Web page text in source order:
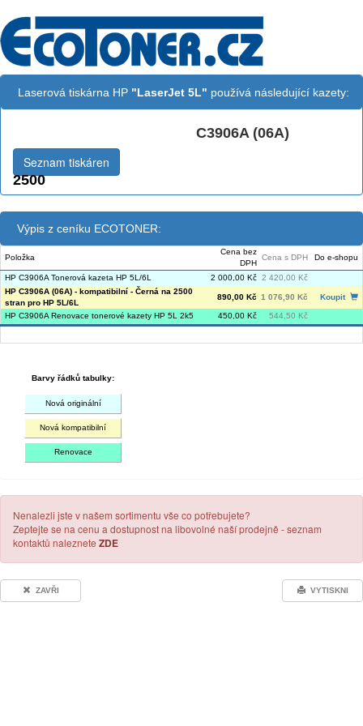
Laserová tiskárna HP "LaserJet 5L" používá následující kazety:
C3906A (06A)
2500
Seznam tiskáren
Výpis z ceníku ECOTONER:
Položka
Cena bez
DPH
Cena s DPH Do e-shopu
HP C3906A Tonerová kazeta HP 5L/6L 2 000,00 Kč 2 420,00 Kč
HP C3906A (06A) - kompatibilní - Černá na 2500
stran pro HP 5L/6L
890,00 Kč 1 076,90 Kč Koupit
HP C3906A Renovace tonerové kazety HP 5L 2k5 450,00 Kč 544,50 Kč
Barvy řádků tabulky:
Nová originální
Nová kompatibilní
Renovace
Nenalezli jste v našem sortimentu vše co potřebujete?
Zeptejte se na cenu a dostupnost na libovolné naší prodejně - seznam
kontaktů naleznete ZDE
ZAVŘI VYTISKNI